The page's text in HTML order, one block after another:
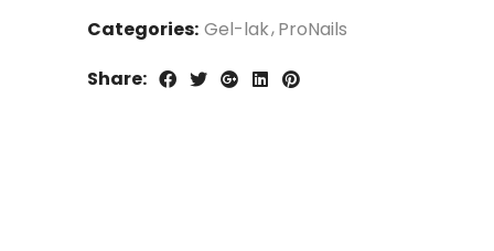
Categories: Gel-lak ProNails
Share: